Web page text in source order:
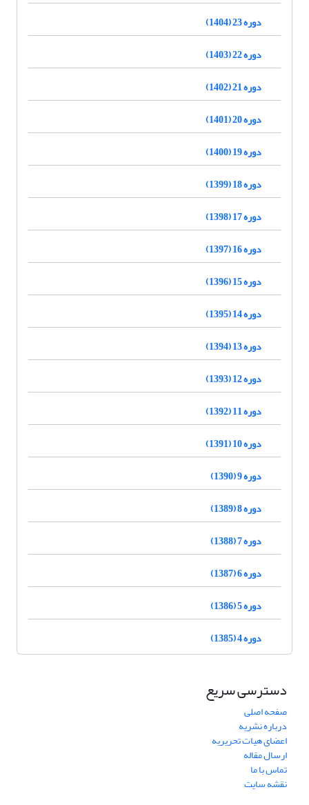
دوره 23 (1404)
دوره 22 (1403)
دوره 21 (1402)
دوره 20 (1401)
دوره 19 (1400)
دوره 18 (1399)
دوره 17 (1398)
دوره 16 (1397)
دوره 15 (1396)
دوره 14 (1395)
دوره 13 (1394)
دوره 12 (1393)
دوره 11 (1392)
دوره 10 (1391)
دوره 9 (1390)
دوره 8 (1389)
دوره 7 (1388)
دوره 6 (1387)
دوره 5 (1386)
دوره 4 (1385)
دسترسی سریع
صفحه اصلی
درباره نشریه
اعضای هیات تحریریه
ارسال مقاله
تماس با ما
نقشه سایت